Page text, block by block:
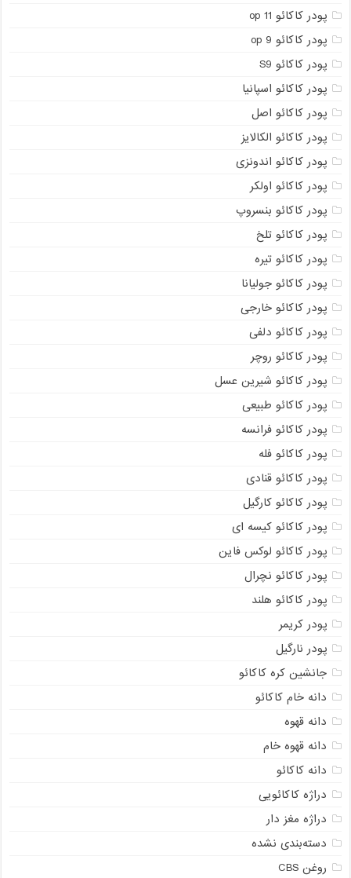
پودر کاکائو op 11
پودر کاکائو op 9
پودر کاکائو S9
پودر کاکائو اسپانیا
پودر کاکائو اصل
پودر کاکائو الکالایز
پودر کاکائو اندونزی
پودر کاکائو اولکر
پودر کاکائو بنسروپ
پودر کاکائو تلخ
پودر کاکائو تیره
پودر کاکائو جولیانا
پودر کاکائو خارجی
پودر کاکائو دلفی
پودر کاکائو روچر
پودر کاکائو شیرین عسل
پودر کاکائو طبیعی
پودر کاکائو فرانسه
پودر کاکائو فله
پودر کاکائو قنادی
پودر کاکائو کارگیل
پودر کاکائو کیسه ای
پودر کاکائو لوکس فاین
پودر کاکائو نچرال
پودر کاکائو هلند
پودر کریمر
پودر نارگیل
جانشین کره کاکائو
دانه خام کاکائو
دانه قهوه
دانه قهوه خام
دانه کاکائو
دراژه کاکائویی
دراژه مغز دار
دسته‌بندی نشده
روغن CBS